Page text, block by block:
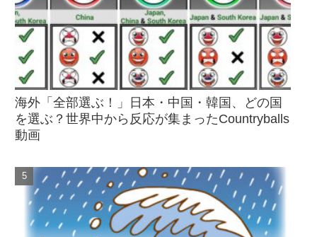
海外「全部選ぶ！」日本・中国・韓国、どの国
を選ぶ？世界中から反応が集まったCountryballs
動画